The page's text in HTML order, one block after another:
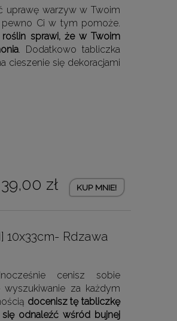
uprawę warzyw w Twoim
Ci w tym pomoże.
sprawi, że w Twoim
. Dodatkowo tabliczka
cieszenie się dekoracjami
39,00 zł KUP MNIE!
10x33cm- Rdzawa
cenisz sobie
za każdym
docenisz tę tabliczkę
odnaleźć wśród bujnej